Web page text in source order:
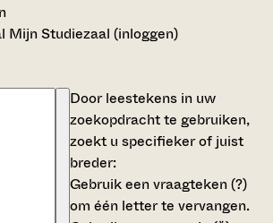
Mijn Studiezaal (inloggen)
Door leestekens in uw
zoekopdracht te gebruiken,
zoekt u specifieker of juist
breder:
Gebruik eenvraagteken (?)
om één letter te vervangen.